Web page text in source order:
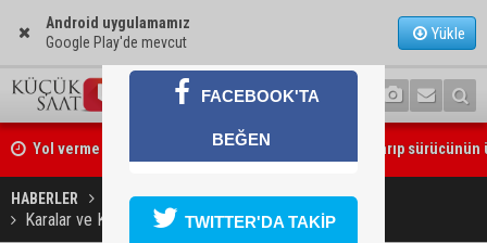
Android uygulamamız
Google Play'de mevcut
Yükle
Yol verme tartışması büyüdü; Bagajdan testereyi çıkarıp
yürüdü
hayatını kaybetti
HABERLER KÜLTÜR SANAT
Karalar ve Kırmızıgül buluştu, işte sebebi!
FACEBOOK'TA
BEĞEN
TWITTER'DA TAKİP